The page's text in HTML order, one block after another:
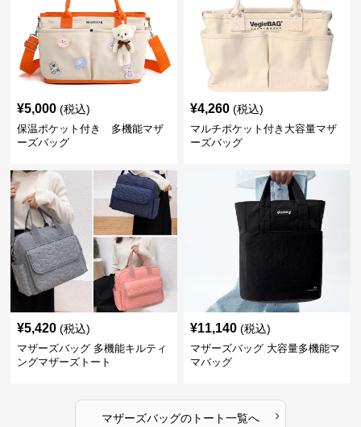
¥5,000 (税込)
保温ポケット付き 多機能マザ
ーズバッグ
¥4,260 (税込)
マルチポケット付き大容量マザ
ーズバッグ
¥5,420 (税込)
マザーズバッグ 多機能キルティ
ングマザーズトート
¥11,140 (税込)
マザーズバッグ 大容量多機能マ
マバッグ
マザーズバッグのトート一覧へ ›